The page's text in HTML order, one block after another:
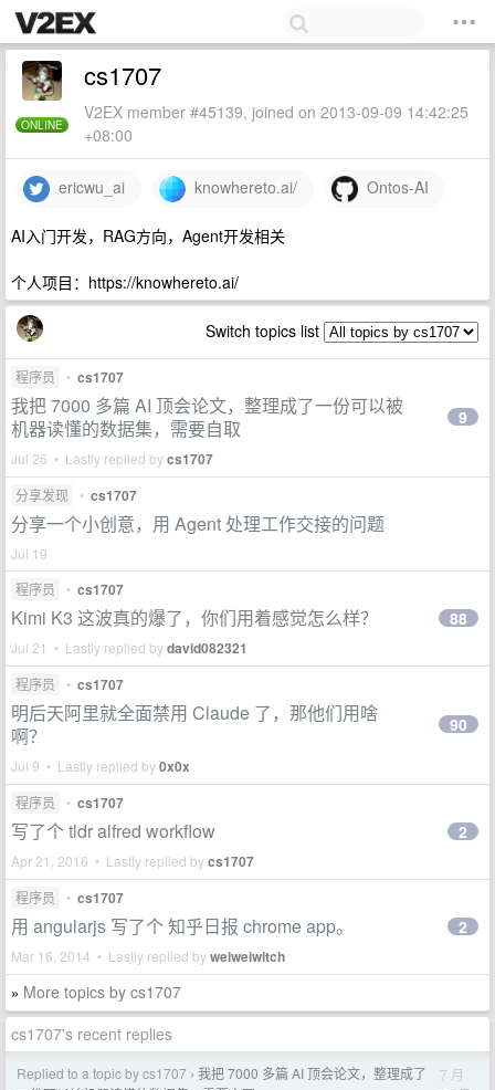
ONLINE
cs1707
V2EX member #45139, joined on 2013-09-09 14:42:25
+08:00
ericwu_ai knowhereto.ai/ Ontos-AI
AI入门开发，RAG方向，Agent开发相关
个人项目：https://knowhereto.ai/
Switch topics list
程序员 • cs1707
我把 7000 多篇 AI 顶会论文，整理成了一份可以被
机器读懂的数据集，需要自取
Jul 26 • Lastly replied bycs1707
9
分享发现 • cs1707
分享一个小创意，用 Agent 处理工作交接的问题
Jul 19
程序员
• cs1707
Kimi K3 这波真的爆了，你们用着感觉怎么样？
Jul 21 • Lastly replied bydavid082321
88
程序员 • cs1707
明后天阿里就全面禁用 Claude 了，那他们用啥
啊？
Jul 9 • Lastly replied by0x0x
90
程序员 • cs1707
写了个 tldr alfred workflow
Apr 21, 2016 • Lastly replied bycs1707
2
程序员 • cs1707
用 angularjs 写了个 知乎日报 chrome app。
Mar 16, 2014 • Lastly replied byweiweiwitch
2
» More topics by cs1707
cs1707's recent replies
Replied to a topic by cs1707 › 我把 7000 多篇 AI 顶会论文，整理成了
7 月